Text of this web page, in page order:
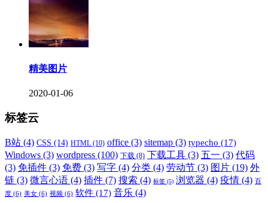
精美图片
2020-01-06
标签云
B站 (4) CSS (14) HTML (10) office (3) sitemap (3) typecho (17)
Windows (3) wordpress (100) 下载 (8) 下载工具 (3) 五一 (3) 代码
(3) 免插件 (3) 免费 (3) 写字 (4) 分类 (4) 劳动节 (3) 图片 (19) 外
链 (3) 微言心语 (4) 插件 (7) 搜索 (4) 标签 (5) 浏览器 (4) 疫情 (4) 百
度 (6) 美女 (6) 视频 (6) 软件 (17) 音乐 (4)